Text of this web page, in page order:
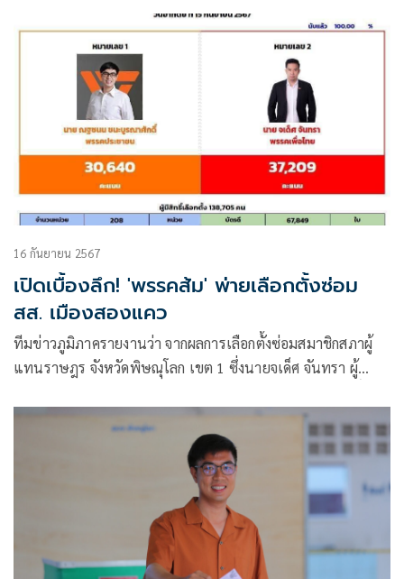
16 กันยายน 2567
เปิดเบื้องลึก! 'พรรคส้ม' พ่ายเลือกตั้งซ่อม
สส. เมืองสองแคว
ทีมข่าวภูมิภาครายงานว่า จากผลการเลือกตั้งซ่อมสมาชิกสภาผู้
แทนราษฎร จังหวัดพิษณุโลก เขต 1 ซึ่งนายจเด็ศ จันทรา ผู้